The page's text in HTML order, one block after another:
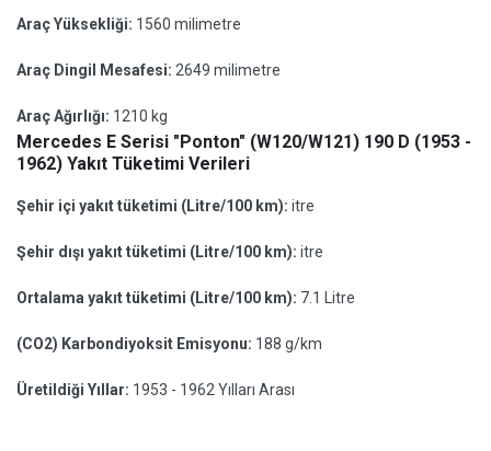
Araç Yüksekliği: 1560 milimetre
Araç Dingil Mesafesi: 2649 milimetre
Araç Ağırlığı: 1210 kg
Mercedes E Serisi "Ponton" (W120/W121) 190 D (1953 -
1962) Yakıt Tüketimi Verileri
Şehir içi yakıt tüketimi (Litre/100 km): itre
Şehir dışı yakıt tüketimi (Litre/100 km): itre
Ortalama yakıt tüketimi (Litre/100 km): 7.1 Litre
(CO2) Karbondiyoksit Emisyonu: 188 g/km
Üretildiği Yıllar: 1953 - 1962 Yılları Arası